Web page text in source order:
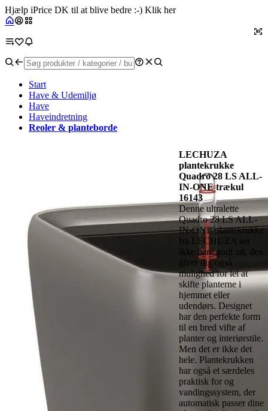
Hjælp iPrice DK til at blive bedre :-) Klik her
Start
Have & Udemiljø
Have
Haveindretning
Reoler & planteborde
LECHUZA
plantekrukke
Quadro 28 LS ALL-
IN-ONE trækul
16143
Denne ultralette
Quadro 28 LS ALL-
IN-ONE plantekrukke
fra LECHUZA ser
ikke bare godt ud, den
giver dig også
mulighed for let at
skifte planterne i
hjemmet eller
udendørs. Designet
har den perfekte form
til en bred vifte af
planter og interiørstile.
Men det er ikke det
hele. Plantekrukken
har også et særdeles
praktisk for og
vandingssystem, der
automatisk passer dine